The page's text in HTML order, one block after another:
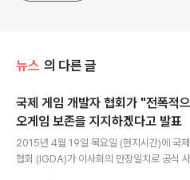
뉴스 의 다른 글
국제 게임 개발자 협회가 "전폭적
오게임 보존을 지지하겠다고 발표
2015년 4월 19일 목요일 (현지시간)에 국
협회 (IGDA)가 이사회의 만장일치로 공식